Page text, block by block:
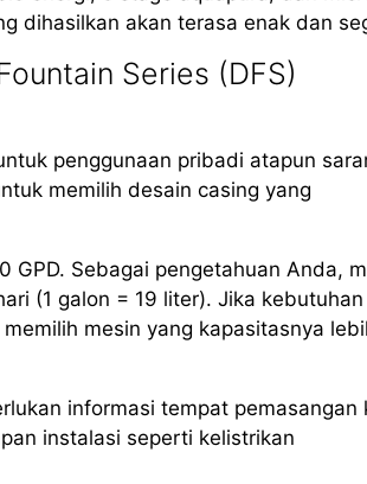
dihasilkan akan terasa enak dan
Series (DFS)
penggunaan pribadi atapun
memilih desain casing yang
GPD. Sebagai pengetahuan Anda,
(1 galon = 19 liter). Jika kebutuhan
mesin yang kapasitasnya
informasi tempat pemasangan
instalasi seperti kelistrikan